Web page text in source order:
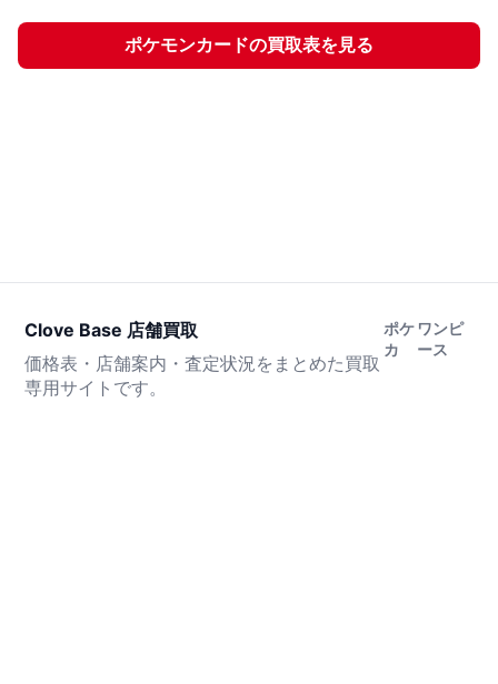
ポケモンカードの買取表を見る
Clove Base 店舗買取
価格表・店舗案内・査定状況をまとめた買取
専用サイトです。
ポケ
カ
ワンピ
ース